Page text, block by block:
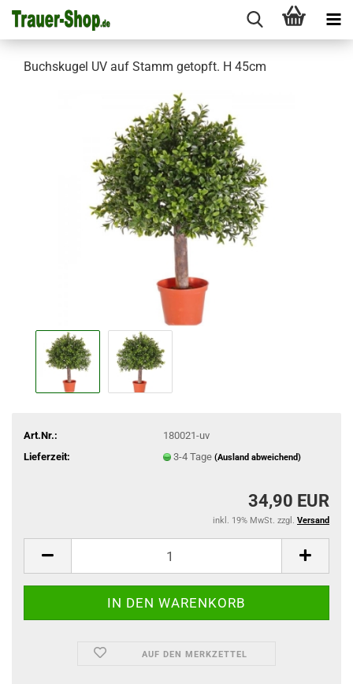
Buchskugel UV auf Stamm getopft. H 45cm
Art.Nr.:
180021-uv
Lieferzeit:
3-4 Tage (Ausland abweichend)
34,90 EUR
inkl. 19% MwSt. zzgl. Versand
AUF DEN MERKZETTEL